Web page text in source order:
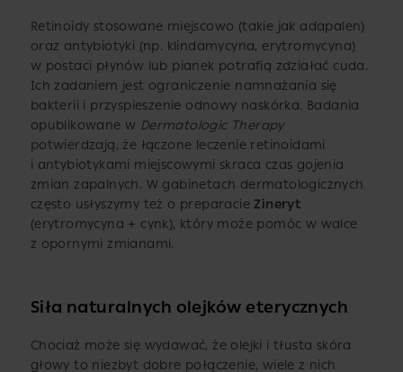
Retinoidy stosowane miejscowo (takie jak adapalen)
oraz antybiotyki (np. klindamycyna, erytromycyna)
w postaci płynów lub pianek potrafią zdziałać cuda.
Ich zadaniem jest ograniczenie namnażania się
bakterii i przyspieszenie odnowy naskórka. Badania
opublikowane w Dermatologic Therapy
potwierdzają, że łączone leczenie retinoidami
i antybiotykami miejscowymi skraca czas gojenia
zmian zapalnych. W gabinetach dermatologicznych
często usłyszymy też o preparacieZineryt
(erytromycyna + cynk), który może pomóc w walce
z opornymi zmianami.
Siła naturalnych olejków eterycznych
Chociaż może się wydawać, że olejki i tłusta skóra
głowy to niezbyt dobre połączenie, wiele z nich